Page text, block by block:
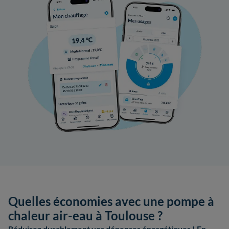
Quelles économies avec une pompe à
chaleur air-eau à Toulouse ?